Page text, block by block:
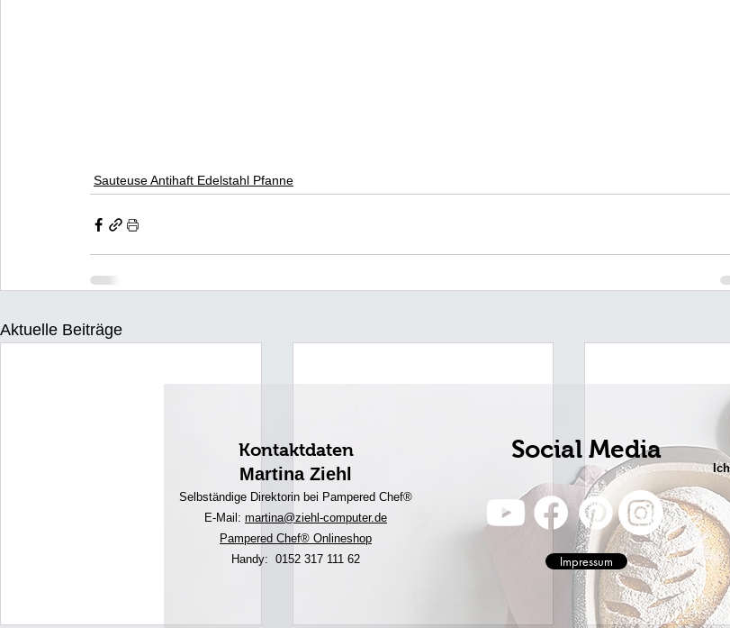
Sauteuse Antihaft Edelstahl Pfanne
Aktuelle Beiträge
Kontaktdaten
Martina Ziehl
Selbständige Direktorin bei Pampered Chef®
E-Mail: martina@ziehl-computer.de
Pampered Chef® Onlineshop
Handy: 0152 317 111 62
Social Media
Impressum